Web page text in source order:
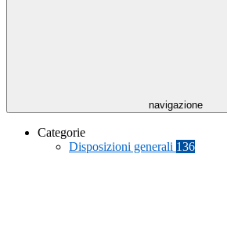
navigazione
Categorie
Disposizioni generali 136